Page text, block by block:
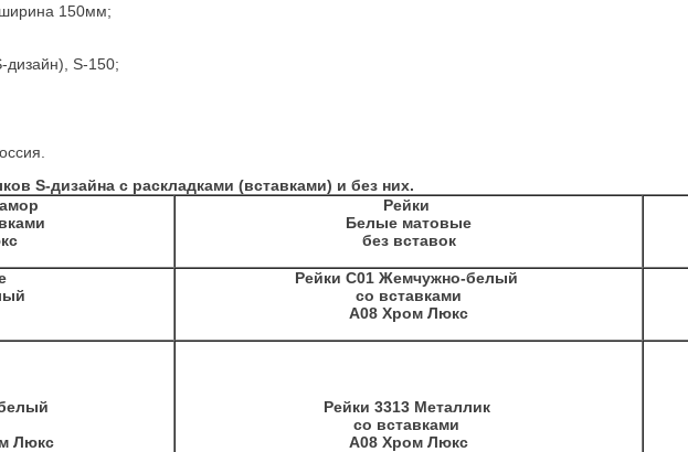
150мм;
дизайн), S-150;
S-дизайна с раскладками (вставками) и без них.
Рейки
Белые матовые
без вставок
Рейки С01 Жемчужно-белый
со вставками
А08 Хром Люкс
Люкс
Рейки 3313 Металлик
со вставками
А08 Хром Люкс